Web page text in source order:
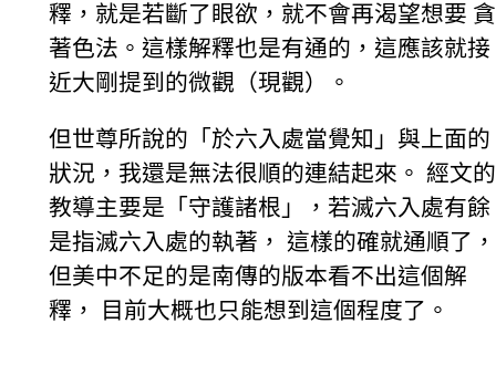
釋，就是若斷了眼欲，就不會再渴望想要 貪
著色法。這樣解釋也是有通的，這應該就接
近大剛提到的微觀（現觀）。
但世尊所說的「於六入處當覺知」與上面的
狀況，我還是無法很順的連結起來。 經文的
教導主要是「守護諸根」，若滅六入處有餘
是指滅六入處的執著， 這樣的確就通順了，
但美中不足的是南傳的版本看不出這個解
釋， 目前大概也只能想到這個程度了。